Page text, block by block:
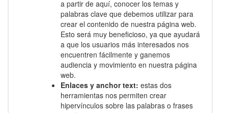
a partir de aquí, conocer los temas y
palabras clave que debemos utilizar para
crear el contenido de nuestra página web.
Esto será muy beneficioso, ya que ayudará
a que los usuarios más interesados nos
encuentren fácilmente y ganemos
audiencia y movimiento en nuestra página
web.
Enlaces y anchor text: estas dos
herramientas nos permiten crear
hipervínculos sobre las palabras o frases